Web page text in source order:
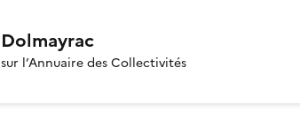
Dolmayrac
sur l’Annuaire des Collectivités